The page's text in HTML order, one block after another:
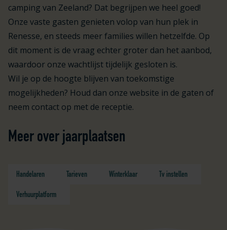
camping van Zeeland? Dat begrijpen we heel goed!
Onze vaste gasten genieten volop van hun plek in
Renesse, en steeds meer families willen hetzelfde. Op
dit moment is de vraag echter groter dan het aanbod,
waardoor onze wachtlijst tijdelijk gesloten is.
Wil je op de hoogte blijven van toekomstige
mogelijkheden? Houd dan onze website in de gaten of
neem contact op met de receptie.
Meer over jaarplaatsen
Handelaren Tarieven Winterklaar Tv instellen
Verhuurplatform